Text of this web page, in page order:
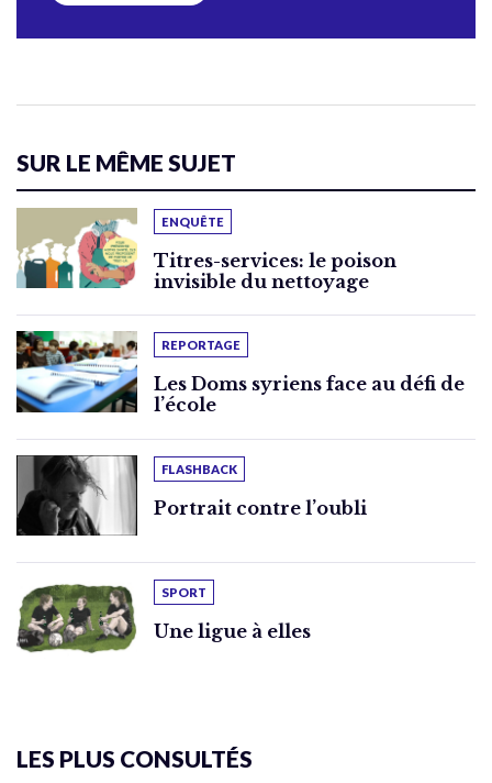
SUR LE MÊME SUJET
ENQUÊTE
Titres-services: le poison
invisible du nettoyage
REPORTAGE
Les Doms syriens face au défi de
l’école
FLASHBACK
Portrait contre l’oubli
SPORT
Une ligue à elles
LES PLUS CONSULTÉS